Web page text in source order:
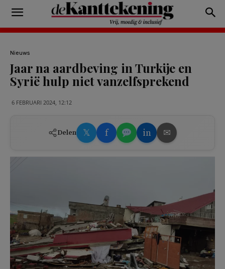
Nieuws
Jaar na aardbeving in Turkije en
Syrië hulp niet vanzelfsprekend
6 FEBRUARI 2024, 12:12
Delen 𝕏 f in ✉